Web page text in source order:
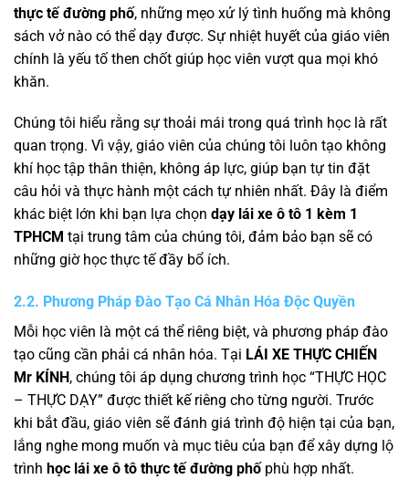
thực tế đường phố, những mẹo xử lý tình huống mà không
sách vở nào có thể dạy được. Sự nhiệt huyết của giáo viên
chính là yếu tố then chốt giúp học viên vượt qua mọi khó
khăn.
Chúng tôi hiểu rằng sự thoải mái trong quá trình học là rất
quan trọng. Vì vậy, giáo viên của chúng tôi luôn tạo không
khí học tập thân thiện, không áp lực, giúp bạn tự tin đặt
câu hỏi và thực hành một cách tự nhiên nhất. Đây là điểm
khác biệt lớn khi bạn lựa chọn dạy lái xe ô tô 1 kèm 1
TPHCM tại trung tâm của chúng tôi, đảm bảo bạn sẽ có
những giờ học thực tế đầy bổ ích.
2.2. Phương Pháp Đào Tạo Cá Nhân Hóa Độc Quyền
Mỗi học viên là một cá thể riêng biệt, và phương pháp đào
tạo cũng cần phải cá nhân hóa. Tại LÁI XE THỰC CHIẾN
Mr KÍNH, chúng tôi áp dụng chương trình học “THỰC HỌC
– THỰC DẠY” được thiết kế riêng cho từng người. Trước
khi bắt đầu, giáo viên sẽ đánh giá trình độ hiện tại của bạn,
lắng nghe mong muốn và mục tiêu của bạn để xây dựng lộ
trình học lái xe ô tô thực tế đường phốphù hợp nhất.